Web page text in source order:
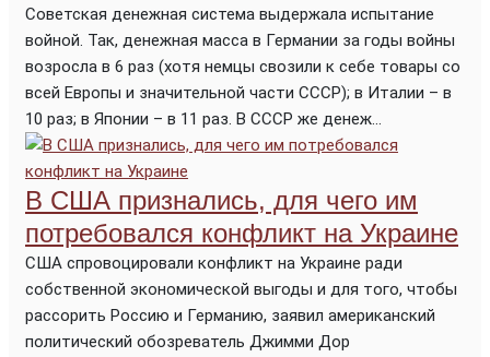
Советская денежная система выдержала испытание
войной. Так, денежная масса в Германии за годы войны
возросла в 6 раз (хотя немцы свозили к себе товары со
всей Европы и значительной части СССР); в Италии – в
10 раз; в Японии – в 11 раз. В СССР же денеж...
В США признались, для чего им
потребовался конфликт на Украине
США спровоцировали конфликт на Украине ради
собственной экономической выгоды и для того, чтобы
рассорить Россию и Германию, заявил американский
политический обозреватель Джимми Дор